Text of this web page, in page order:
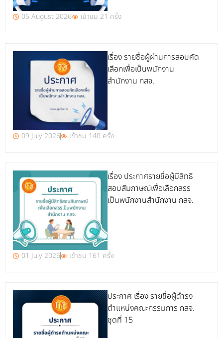
05 August 2026 เข้าชม 21 ครั้ง
เรื่อง รายชื่อผู้ผ่านการสอบคัด
เลือกเพื่อเป็นพนักงาน
สำนักงาน กสจ.
09 July 2026 เข้าชม 140 ครั้ง
เรื่อง ประกาศรายชื่อผู้มีสิทธิ
สอบสัมภาษณ์เพื่อเลือกสรร
เป็นพนักงานสำนักงาน กสจ.
01 July 2026 เข้าชม 161 ครั้ง
ประกาศ เรื่อง รายชื่อผู้ดำรง
ตำแหน่งคณะกรรมการ กสจ.
ชุดที่ 15